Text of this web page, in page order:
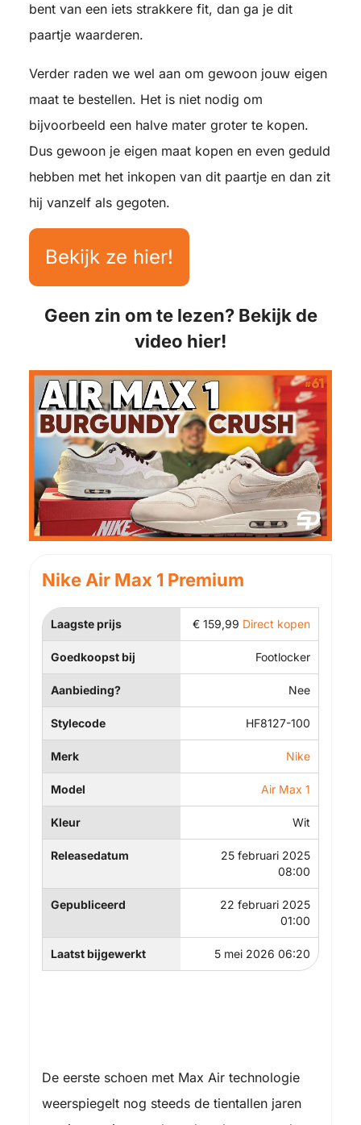
bent van een iets strakkere fit, dan ga je dit
paartje waarderen.
Verder raden we wel aan om gewoon jouw eigen
maat te bestellen. Het is niet nodig om
bijvoorbeeld een halve mater groter te kopen.
Dus gewoon je eigen maat kopen en even geduld
hebben met het inkopen van dit paartje en dan zit
hij vanzelf als gegoten.
Bekijk ze hier!
Geen zin om te lezen? Bekijk de
video hier!
Nike Air Max 1 Premium
Laagste prijs € 159,99 Direct kopen
Goedkoopst bij Footlocker
Aanbieding? Nee
Stylecode HF8127-100
Merk Nike
Model Air Max 1
Kleur Wit
Releasedatum
25 februari 2025
08:00
Gepubliceerd
22 februari 2025
01:00
Laatst bijgewerkt 5 mei 2026 06:20
De eerste schoen met Max Air technologie
weerspiegelt nog steeds de tientallen jaren